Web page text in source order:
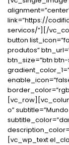
link=”https://
servicos/”][/
button
produtos”
btn_size=”btn
o”
[vc_wp_text